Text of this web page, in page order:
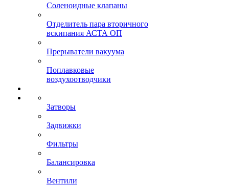
Соленоидные клапаны
Отделитель пара вторичного
вскипания АСТА ОП
Прерыватели вакуума
Поплавковые
воздухоотводчики
Затворы
Задвижки
Фильтры
Балансировка
Вентили